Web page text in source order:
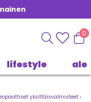
0
lifestyle ale
yksittäisvalmisteet›